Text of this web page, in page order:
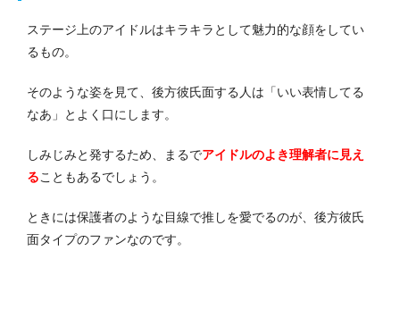
ステージ上のアイドルはキラキラとして魅力的な顔をしてい
るもの。
そのような姿を見て、後方彼氏面する人は「いい表情してる
なあ」とよく口にします。
しみじみと発するため、まるでアイドルのよき理解者に見え
ることもあるでしょう。
ときには保護者のような目線で推しを愛でるのが、後方彼氏
面タイプのファンなのです。